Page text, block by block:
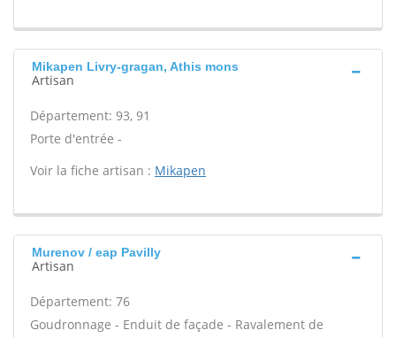
Mikapen Livry-gragan, Athis mons
Artisan
Département: 93, 91
Porte d'entrée -
Voir la fiche artisan : Mikapen
Murenov / eap Pavilly
Artisan
Département: 76
Goudronnage - Enduit de façade - Ravalement de